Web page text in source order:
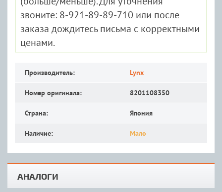
звоните: 8-921-89-89-710 или после
заказа дождитесь письма с корректными
ценами.
Производитель: Lynx
Номер оригинала: 8201108350
Страна: Япония
Наличие: Мало
АНАЛОГИ